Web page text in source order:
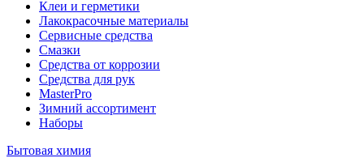
Клеи и герметики
Лакокрасочные материалы
Сервисные средства
Смазки
Средства от коррозии
Средства для рук
MasterPro
Зимний ассортимент
Наборы
Бытовая химия